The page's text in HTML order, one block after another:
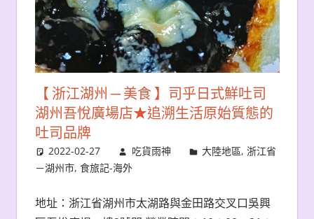
【 浙江湖州 ─ 美食 】司乎日式鮮吐司
湖州吾悅廣場店★追溯生活原始質態的
吐司品牌
2022-02-27 吃貨雨神 大陸地區,浙江省
－湖州市, 食旅記-海外
地址：浙江省湖州市太湖路與金田路交叉口吳興